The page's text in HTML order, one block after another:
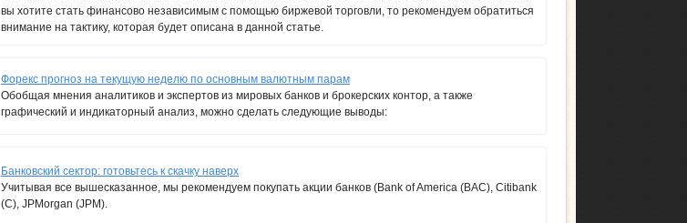
вы хотите стать финансово независимым с помощью биржевой торговли, то рекомендуем обратиться
внимание на тактику, которая будет описана в данной статье.
Форекс прогноз на текущую неделю по основным валютным парам
Обобщая мнения аналитиков и экспертов из мировых банков и брокерских контор, а также
графический и индикаторный анализ, можно сделать следующие выводы:
Банковский сектор: готовьтесь к скачку наверх
Учитывая все вышесказанное, мы рекомендуем покупать акции банков (Bank of America (BAC), Citibank
(C), JPMorgan (JPM).